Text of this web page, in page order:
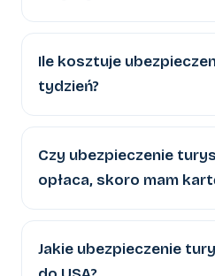
Ile kosztuje
tydzień?
Czy ubezpieczenie
opłaca, skoro mam
Jakie ubezpieczenie